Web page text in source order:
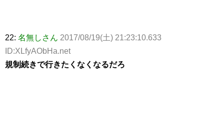
22: 名無しさん 2017/08/19(土) 21:23:10.633
ID:XLfyAObHa.net
規制続きで行きたくなくなるだろ